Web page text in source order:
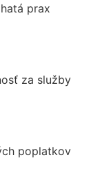
prax
za služby
poplatkov